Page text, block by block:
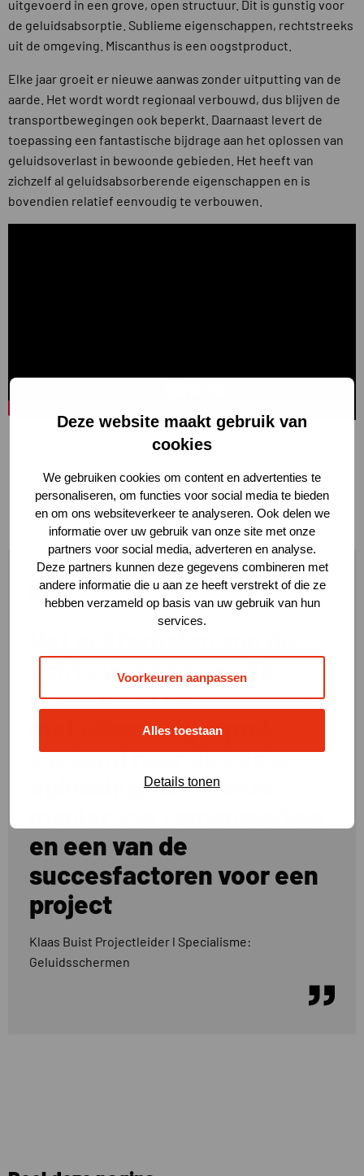
Deze website maakt gebruik van
cookies
We gebruiken cookies om content en advertenties te
personaliseren, om functies voor social media te bieden
en om ons websiteverkeer te analyseren. Ook delen we
informatie over uw gebruik van onze site met onze
partners voor social media, adverteren en analyse.
Deze partners kunnen deze gegevens combineren met
andere informatie die u aan ze heeft verstrekt of die ze
hebben verzameld op basis van uw gebruik van hun
services.
Voorkeuren aanpassen
Alles toestaan
Details tonen
uitgevoerd in een grove, open structuur. Dit is gunstig voor
de geluidsabsorptie. Sublieme eigenschappen, rechtstreeks
uit de omgeving. Miscanthus is een oogstproduct.
Elke jaar groeit er nieuwe aanwas zonder uitputting van de
aarde. Het wordt wordt regionaal verbouwd, dus blijven de
transportbewegingen ook beperkt. Daarnaast levert de
toepassing een fantastische bijdrage aan het oplossen van
geluidsoverlast in bewoonde gebieden. Het heeft van
zichzelf al geluidsabsorberende eigenschappen en is
bovendien relatief eenvoudig te verbouwen.
echte wensen van de
klant, open en transparant
met elkaar in gesprek,
zoekend naar de beste
oplossing, dat is onze
en een van de
succesfactoren voor een
project
Klaas Buist Projectleider l Specialisme:
Geluidsschermen